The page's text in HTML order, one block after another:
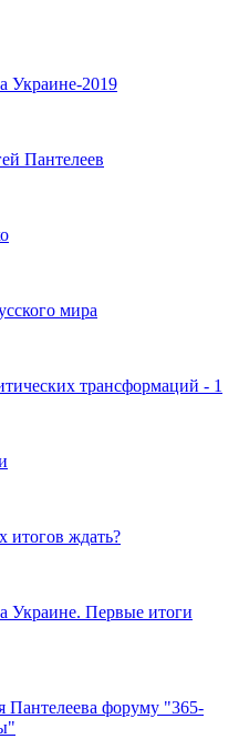
Украине-2019
Пантелеев
мира
трансформаций - 1
ждать?
Украине. Первые итоги
Пантелеева форуму "365-